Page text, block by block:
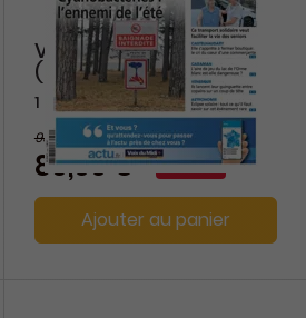
Voix du Midi
(Laurageais)
1 an
93,60 €
86,00 € -8%
Ajouter au panier